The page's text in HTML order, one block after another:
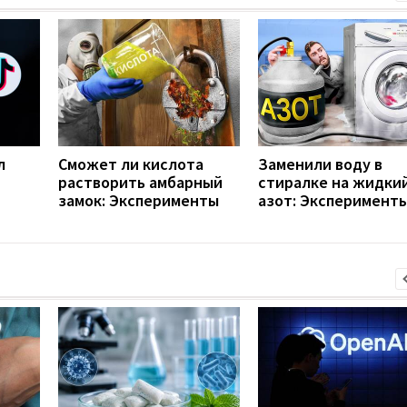
Сможет ли кислота
растворить амбарный
замок: Эксперименты
Заменили воду в
стиралке на
азот: